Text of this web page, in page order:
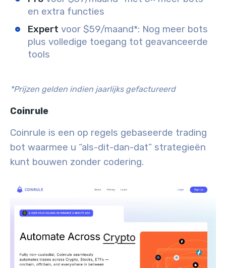
en extra functies
Expert voor $59/maand*: Nog meer bots
plus volledige toegang tot geavanceerde
tools
*Prijzen gelden indien jaarlijks gefactureerd
Coinrule
Coinrule is een op regels gebaseerde trading
bot waarmee u “als-dit-dan-dat” strategieën
kunt bouwen zonder codering.